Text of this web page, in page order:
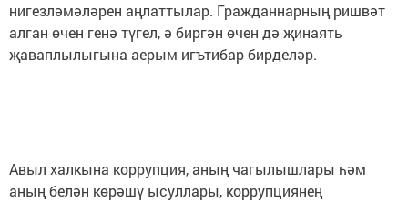
нигезләмәләрен аңлаттылар. Гражданнарның ришвәт
алган өчен генә түгел, ә биргән өчен дә җинаять
җаваплылыгына аерым игътибар бирделәр.
Авыл халкына коррупция, аның чагылышлары һәм
аның белән көрәшү ысуллары, коррупциянең